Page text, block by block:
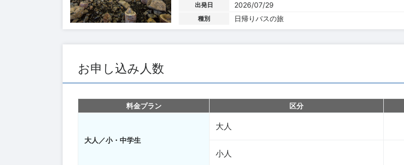
出発日 2026/07/29
種別 日帰りバスの旅
お申し込み人数
料金プラン 区分
大人／小・中学生
大人
小人